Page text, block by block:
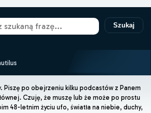
Szukaj
Piszę po obejrzeniu kilku podcastów z Panem
Czuję, że muszę lub że może po prostu
48-letnim życiu ufo, światła na niebie, duchy,